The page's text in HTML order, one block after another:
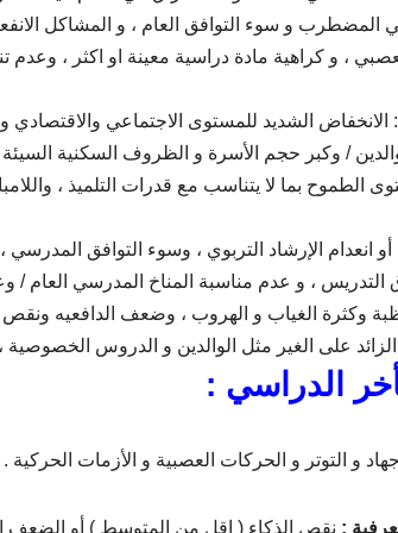
المضطرب و سوء التوافق العام ، و المشاكل
، و كراهية مادة دراسية معينة او اكثر ، وعدم
: الانخفاض الشديد للمستوى الاجتماعي
/ وكبر حجم الأسرة و الظروف السكنية
الطموح بما لا يتناسب مع قدرات التلميذ ،
انعدام الإرشاد التربوي ، وسوء التوافق المدرسي
، و عدم مناسبة المناخ المدرسي العام /
وكثرة الغياب و الهروب ، وضعف الدافعيه ونقص
على الغير مثل الوالدين و الدروس الخصوصية
الدراسي :
و التوتر و الحركات العصبية و الأزمات الحركية .
: نقص الذكاء ( اقل من المتوسط ) أو الضعف